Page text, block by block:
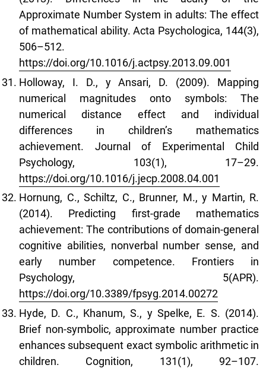
Approximate Number System in adults: The effect
of mathematical ability. Acta Psychologica, 144(3),
506–512.
https://doi.org/10.1016/j.actpsy.2013.09.001
Holloway, I. D., y Ansari, D. (2009). Mapping
numerical magnitudes onto symbols: The
numerical distance effect and individual
differences in children’s mathematics
achievement. Journal of Experimental Child
Psychology, 103(1), 17–29.
https://doi.org/10.1016/j.jecp.2008.04.001
Hornung, C., Schiltz, C., Brunner, M., y Martin, R.
(2014). Predicting first-grade mathematics
achievement: The contributions of domain-general
cognitive abilities, nonverbal number sense, and
early number competence. Frontiers in
Psychology, 5(APR).
https://doi.org/10.3389/fpsyg.2014.00272
Hyde, D. C., Khanum, S., y Spelke, E. S. (2014).
Brief non-symbolic, approximate number practice
enhances subsequent exact symbolic arithmetic in
children. Cognition, 131(1), 92–107.